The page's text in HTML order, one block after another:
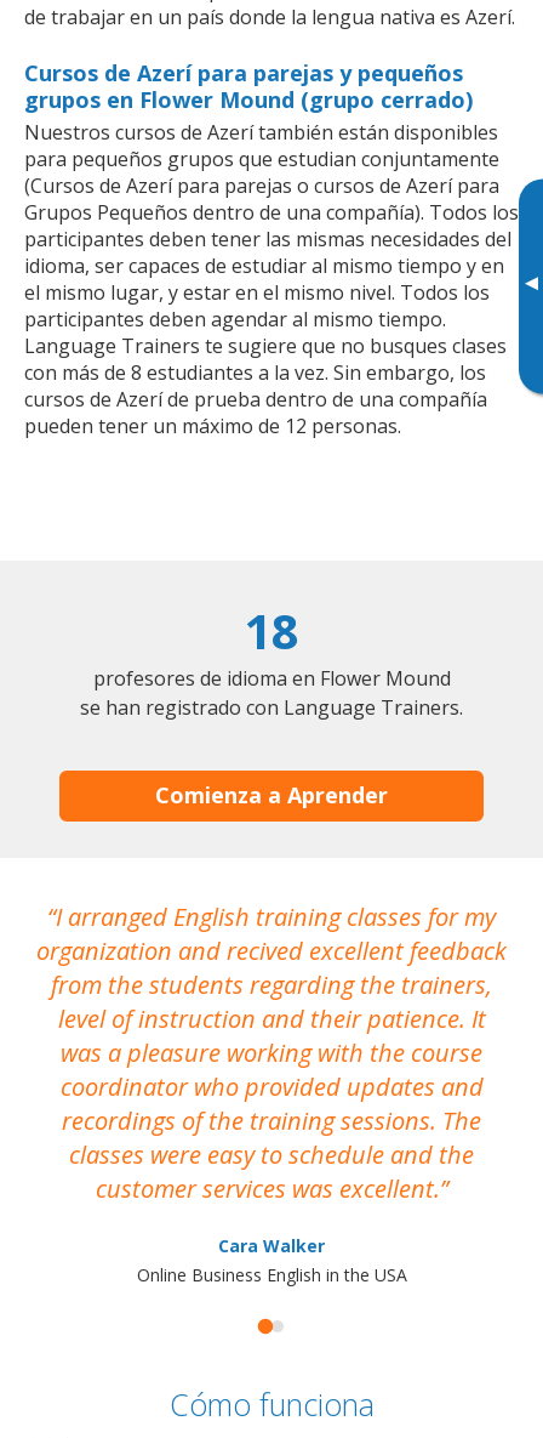
▸
de trabajar en un país donde la lengua nativa es Azerí.
Cursos de Azerí para parejas y pequeños
grupos en Flower Mound (grupo cerrado)
Nuestros cursos de Azerí también están disponibles
para pequeños grupos que estudian conjuntamente
(Cursos de Azerí para parejas o cursos de Azerí para
Grupos Pequeños dentro de una compañía). Todos los
participantes deben tener las mismas necesidades del
idioma, ser capaces de estudiar al mismo tiempo y en
el mismo lugar, y estar en el mismo nivel. Todos los
participantes deben agendar al mismo tiempo.
Language Trainers te sugiere que no busques clases
con más de 8 estudiantes a la vez. Sin embargo, los
cursos de Azerí de prueba dentro de una compañía
pueden tener un máximo de 12 personas.
18
profesores de idioma en Flower Mound
se han registrado con Language Trainers.
Comienza a Aprender
I arranged English training classes for my
organization and recived excellent feedback
from the students regarding the trainers,
level of instruction and their patience. It
was a pleasure working with the course
coordinator who provided updates and
recordings of the training sessions. The
classes were easy to schedule and the
customer services was excellent.
Cara Walker
Online Business English in the USA
Cómo funciona